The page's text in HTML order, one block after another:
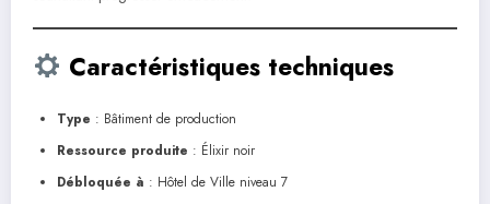
Caractéristiques techniques
Type : Bâtiment de production
Ressource produite : Élixir noir
Débloquée à : Hôtel de Ville niveau 7